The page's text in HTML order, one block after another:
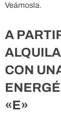
Veámosla.
A
CON
«E»